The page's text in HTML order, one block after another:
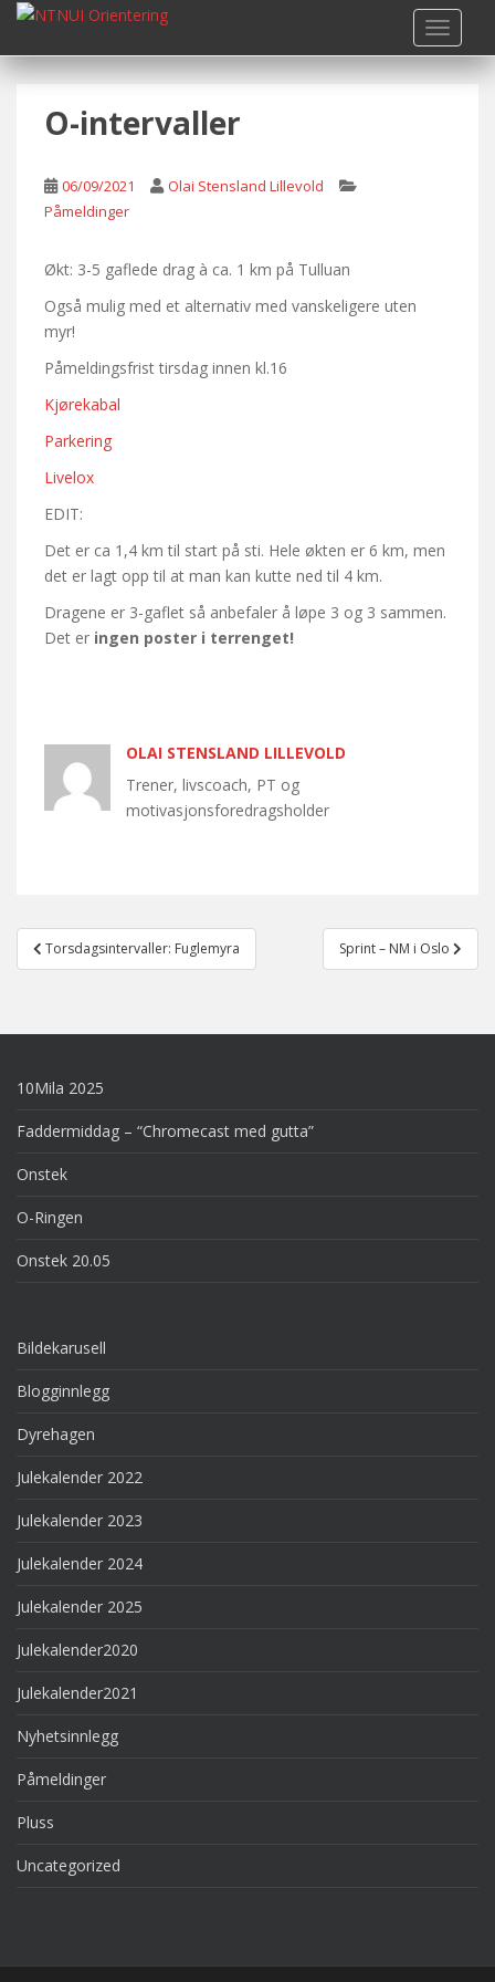
i
O-intervaller
06/09/2021
Olai Stensland Lillevold
Påmeldinger
Økt: 3-5 gaflede drag à ca. 1 km på Tulluan
Også mulig med et alternativ med vanskeligere uten
myr!
Påmeldingsfrist tirsdag innen kl.16
Kjørekabal
Parkering
Livelox
EDIT:
Det er ca 1,4 km til start på sti. Hele økten er 6 km, men
det er lagt opp til at man kan kutte ned til 4 km.
Dragene er 3-gaflet så anbefaler å løpe 3 og 3 sammen.
Det er ingen poster i terrenget!
OLAI STENSLAND LILLEVOLD
Trener, livscoach, PT og
motivasjonsforedragsholder
Post
navigation
Torsdagsintervaller: Fuglemyra Sprint – NM i Oslo
10Mila 2025
Faddermiddag – “Chromecast med gutta”
Onstek
O-Ringen
Onstek 20.05
Bildekarusell
Blogginnlegg
Dyrehagen
Julekalender 2022
Julekalender 2023
Julekalender 2024
Julekalender 2025
Julekalender2020
Julekalender2021
Nyhetsinnlegg
Påmeldinger
Pluss
Uncategorized